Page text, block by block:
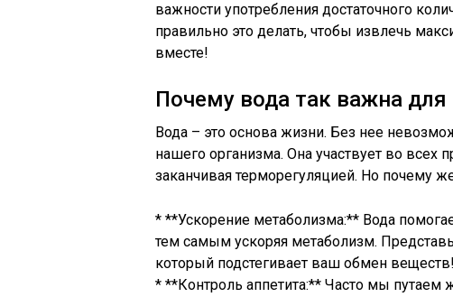
важности употребления достаточного
правильно это делать, чтобы извлечь
вместе!
Почему вода так важна для
Вода – это основа жизни. Без нее
нашего организма. Она участвует во всех
заканчивая терморегуляцией. Но почему
* **Ускорение метаболизма:** Вода
тем самым ускоряя метаболизм.
который подстегивает ваш обмен веществ!
* **Контроль аппетита:** Часто мы